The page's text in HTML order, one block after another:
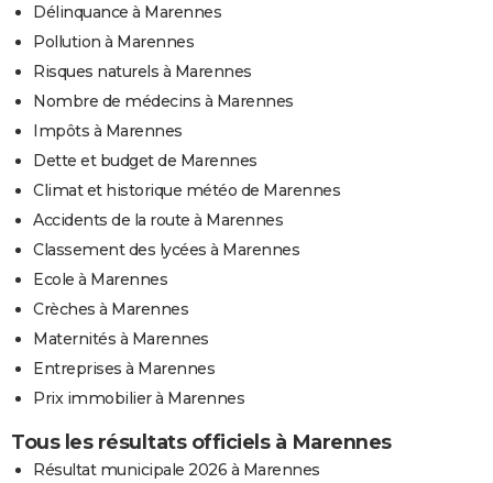
Délinquance à Marennes
Pollution à Marennes
Risques naturels à Marennes
Nombre de médecins à Marennes
Impôts à Marennes
Dette et budget de Marennes
Climat et historique météo de Marennes
Accidents de la route à Marennes
Classement des lycées à Marennes
Ecole à Marennes
Crèches à Marennes
Maternités à Marennes
Entreprises à Marennes
Prix immobilier à Marennes
Tous les résultats officiels à Marennes
Résultat municipale 2026 à Marennes